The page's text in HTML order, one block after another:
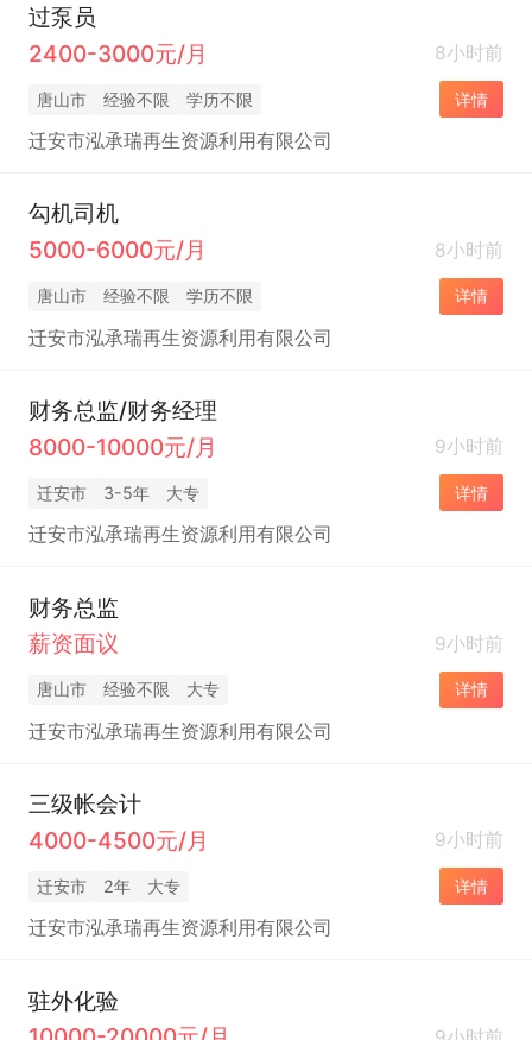
过泵员
2400-3000元/月
8小时前
唐山市 经验不限 学历不限 详情
迁安市泓承瑞再生资源利用有限公司
勾机司机
5000-6000元/月
8小时前
唐山市 经验不限 学历不限 详情
迁安市泓承瑞再生资源利用有限公司
财务总监/财务经理
8000-10000元/月
9小时前
迁安市 3-5年 大专 详情
迁安市泓承瑞再生资源利用有限公司
财务总监
薪资面议
9小时前
唐山市 经验不限 大专 详情
迁安市泓承瑞再生资源利用有限公司
三级帐会计
4000-4500元/月
9小时前
迁安市 2年 大专 详情
迁安市泓承瑞再生资源利用有限公司
驻外化验